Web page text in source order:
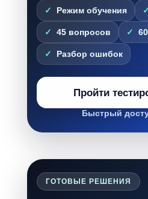
Режим обучения
45 вопросов
Разбор ошибок
Пройти
Быстрый
ГОТОВЫЕ РЕШЕНИЯ